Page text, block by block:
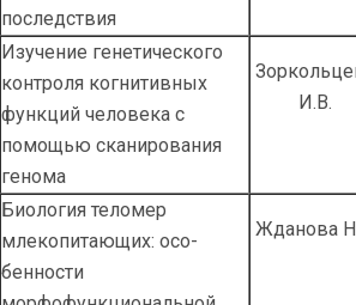
последствия
Изучение генетического
контроля когни­тивных
функций человека с
помощью сканирования
генома
И.В.
Биология теломер
млекопитающих: осо­
бенности
Жданова